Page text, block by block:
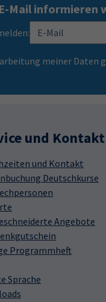
Mail informieren
meiner Daten
und Kontakt
und Kontakt
Deutschkurse
Angebote
Programmheft
Sprache